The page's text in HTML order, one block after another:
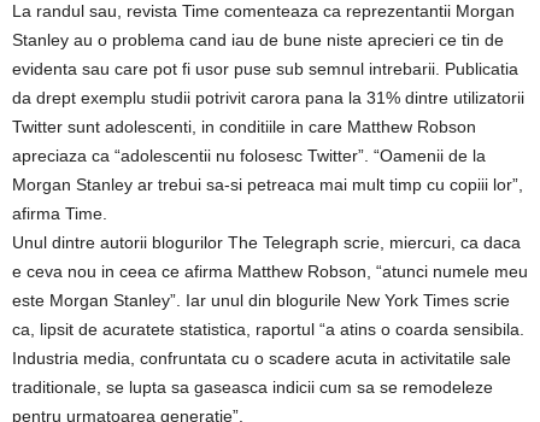
La randul sau, revista Time comenteaza ca reprezentantii Morgan
Stanley au o problema cand iau de bune niste aprecieri ce tin de
evidenta sau care pot fi usor puse sub semnul intrebarii. Publicatia
da drept exemplu studii potrivit carora pana la 31% dintre utilizatorii
Twitter sunt adolescenti, in conditiile in care Matthew Robson
apreciaza ca “adolescentii nu folosesc Twitter”. “Oamenii de la
Morgan Stanley ar trebui sa-si petreaca mai mult timp cu copiii lor”,
afirma Time.
Unul dintre autorii blogurilor The Telegraph scrie, miercuri, ca daca
e ceva nou in ceea ce afirma Matthew Robson, “atunci numele meu
este Morgan Stanley”. Iar unul din blogurile New York Times scrie
ca, lipsit de acuratete statistica, raportul “a atins o coarda sensibila.
Industria media, confruntata cu o scadere acuta in activitatile sale
traditionale, se lupta sa gaseasca indicii cum sa se remodeleze
pentru urmatoarea generatie”.